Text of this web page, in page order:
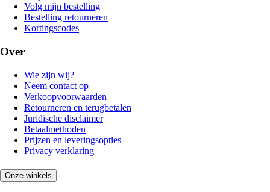
Volg mijn bestelling
Bestelling retourneren
Kortingscodes
Over
Wie zijn wij?
Neem contact op
Verkoopvoorwaarden
Retourneren en terugbetalen
Juridische disclaimer
Betaalmethoden
Prijzen en leveringsopties
Privacy verklaring
Onze winkels